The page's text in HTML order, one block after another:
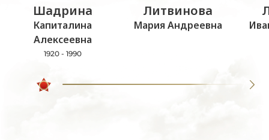
Шадрина
Капиталина
Алексеевна
1920 - 1990
Литвинова
Мария Андреевна